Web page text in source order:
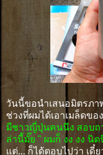
วันนี้ขอนำเสนอมิตรภา
ช่วงที่ผมได้เอาเมล็ดข
มีชาวญี่ปุ่นคนนึง สอบถ
ล่านี้มั๊ย " ผมก็ งง งง นิด
แต่... ก็ได้ตอบไปว่า เดี๋